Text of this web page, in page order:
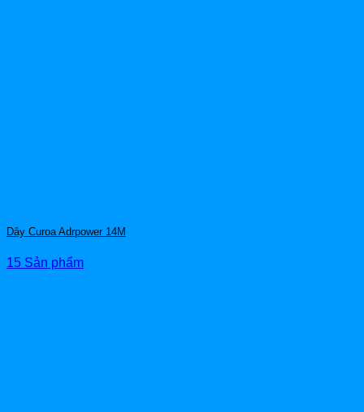
Dây Curoa Adrpower 14M
15 Sản phẩm